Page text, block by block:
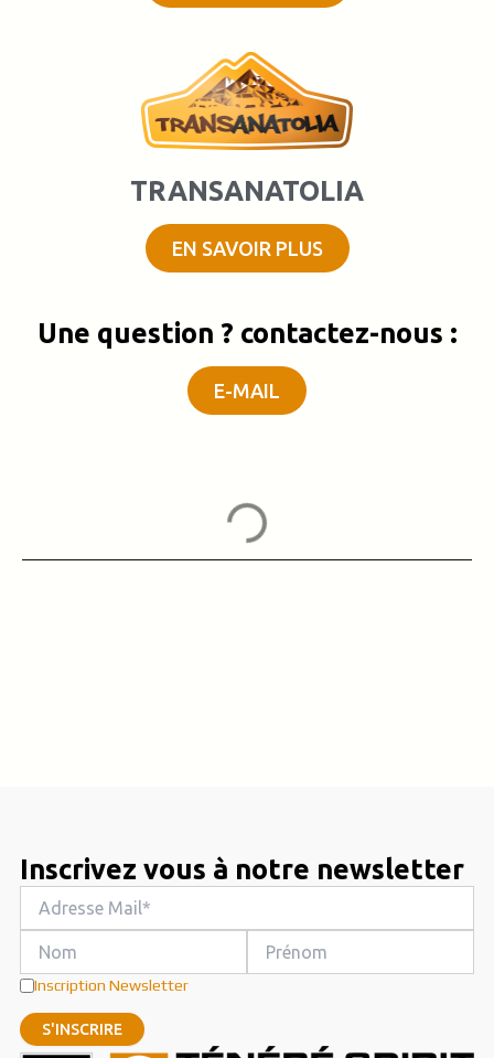
TRANSANATOLIA
EN SAVOIR PLUS
Une question ? contactez-nous :
E-MAIL
Inscrivez vous à notre newsletter
Inscription Newsletter